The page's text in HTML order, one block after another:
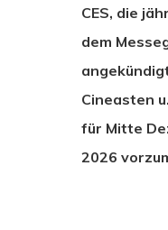
CES, die
dem
Cineasten
für Mitte
2026